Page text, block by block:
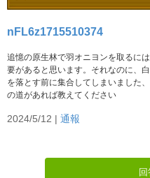
nFL6z1715510374
追憶の原生林で羽オニヨンを取るに
要があると思います。それなのに、
を落とす前に集合してしまいました
の道があれば教えてください
2024/5/12 | 通報